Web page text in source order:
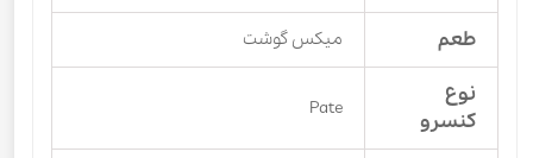
طعم میکس گوشت
نوع
کنسرو
Pate